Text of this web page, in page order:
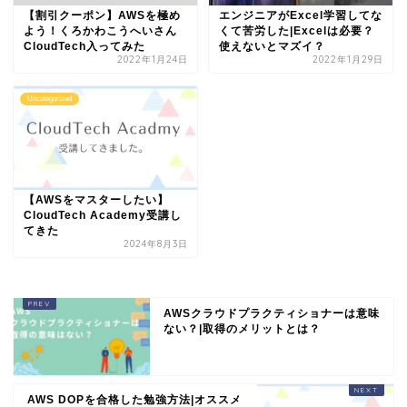
【割引クーポン】AWSを極め
よう！くろかわこうへいさん
CloudTech入ってみた
2022年1月24日
エンジニアがExcel学習してな
くて苦労した|Excelは必要？
使えないとマズイ？
2022年1月29日
Uncategorized
【AWSをマスターしたい】
CloudTech Academy受講し
てきた
2024年8月3日
AWSクラウドプラクティショナーは意味
ない？|取得のメリットとは？
AWS DOPを合格した勉強方法|オススメ